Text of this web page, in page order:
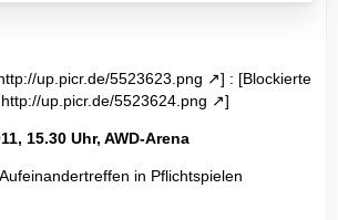
up.picr.de/5523623.png
] : [Blockierte
http://up.picr.de/5523624.png ]
15.30 Uhr, AWD-Arena
in Pflichtspielen